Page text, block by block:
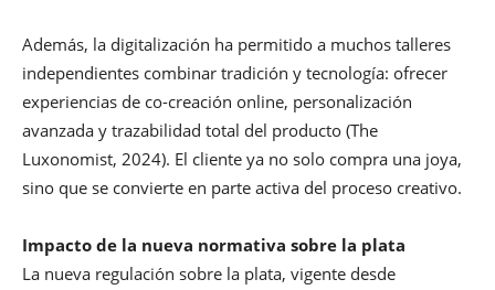
Además, la digitalización ha permitido a muchos talleres
independientes combinar tradición y tecnología: ofrecer
experiencias de co-creación online, personalización
avanzada y trazabilidad total del producto (The
Luxonomist, 2024). El cliente ya no solo compra una joya,
sino que se convierte en parte activa del proceso creativo.
Impacto de la nueva normativa sobre la plata
La nueva regulación sobre la plata, vigente desde